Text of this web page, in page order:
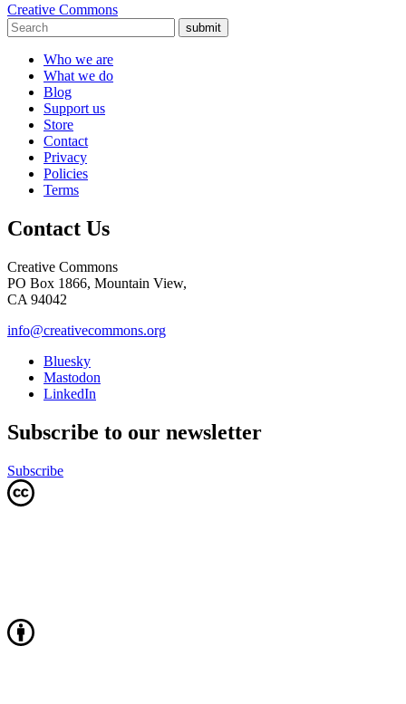
Creative Commons
submit
Who we are
What we do
Blog
Support us
Store
Contact
Privacy
Policies
Terms
Contact Us
Creative Commons
PO Box 1866, Mountain View,
CA 94042
info@creativecommons.org
Bluesky
Mastodon
LinkedIn
Subscribe to our newsletter
Subscribe